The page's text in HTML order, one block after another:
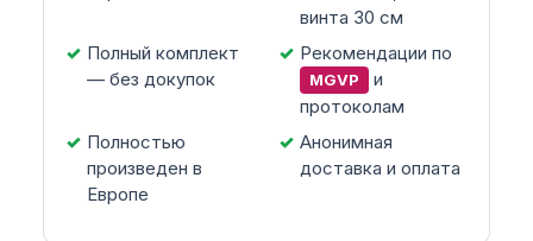
винта 30 см
Полный комплект
— без докупок
Рекомендации по
MGVP
и
протоколам
Полностью
произведен в
Европе
Анонимная
доставка и оплата